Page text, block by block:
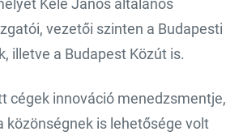
Kele János általános
vezetői szinten a Budapesti
illetve a Budapest Közút is.
cégek innováció menedzsmentje,
közönségnek is lehetősége volt